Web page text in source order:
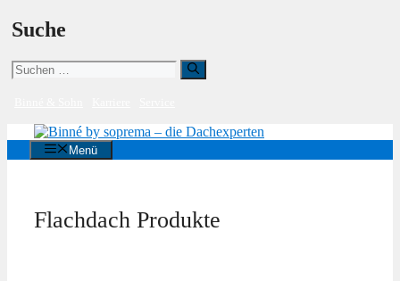
Zum
Inhalt
Suche
Suchen
nach:
Menü
Flachdach Produkte